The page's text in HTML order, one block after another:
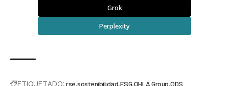
Grok
Perplexity
ETIQUETADO: rse sostenibilidad ESG OHLA Group ODS